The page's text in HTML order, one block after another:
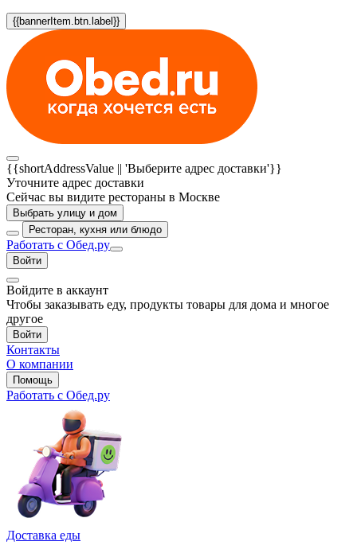
{{bannerItem.btn.label}}
{{shortAddressValue || 'Выберите адрес доставки'}}
Уточните адрес доставки
Сейчас вы видите рестораны в Москве
Выбрать улицу и дом
Ресторан, кухня или блюдо
Работать с Обед.ру
Войти
Войдите в аккаунт
Чтобы заказывать еду, продукты товары для дома и многое
другое
Войти
Контакты
О компании
Помощь
Работать с Обед.ру
Доставка еды